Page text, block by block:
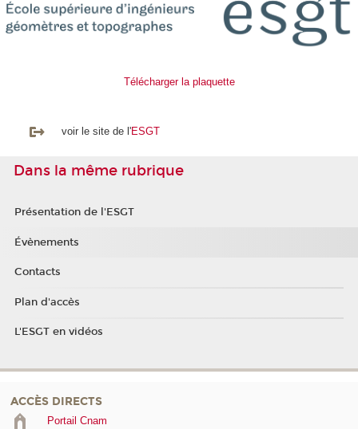
Télécharger la plaquette
voir le site de l'ESGT
Dans la même rubrique
Présentation de l'ESGT
Évènements
Contacts
Plan d'accès
L'ESGT en vidéos
ACCÈS DIRECTS
Portail Cnam